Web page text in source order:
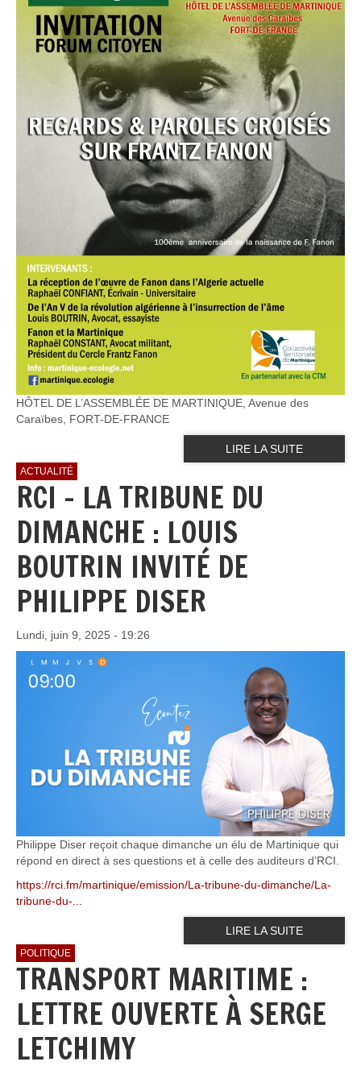
HÔTEL DE L’ASSEMBLÉE DE MARTINIQUE, Avenue des
Caraïbes, FORT-DE-FRANCE
LIRE LA SUITE
ACTUALITÉ
RCI - LA TRIBUNE DU
DIMANCHE : LOUIS
BOUTRIN INVITÉ DE
PHILIPPE DISER
Lundi, juin 9, 2025 - 19:26
Philippe Diser reçoit chaque dimanche un élu de Martinique qui
répond en direct à ses questions et à celle des auditeurs d’RCI.
https://rci.fm/martinique/emission/La-tribune-du-dimanche/La-
tribune-du-...
LIRE LA SUITE
POLITIQUE
TRANSPORT MARITIME :
LETTRE OUVERTE À SERGE
LETCHIMY